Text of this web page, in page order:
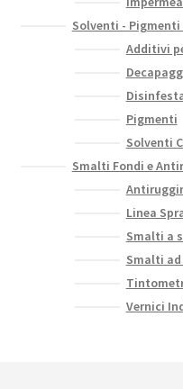
Solventi - Pigmenti
Additivi
Pigmenti
Solventi
Smalti Fondi e
Linea
Smalti a
Smalti ad
Vernici